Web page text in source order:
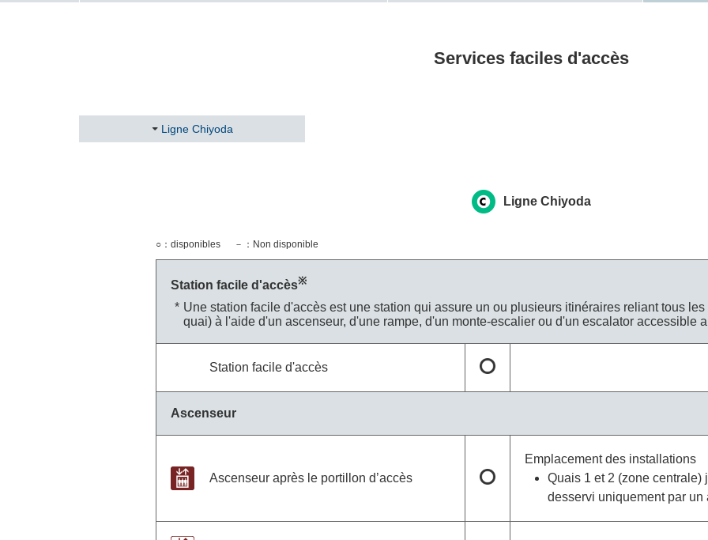
Services faciles d'accès
Ligne Chiyoda
Ligne Chiyoda
○：disponibles －：Non disponible
Station facile d'accès※
Une station facile d'accès est une station qui assure un ou plusieurs itinéraires reliant tous
quai) à l'aide d'un ascenseur, d'une rampe, d'un monte-escalier ou d'un escalator accessible
Station facile d'accès
Ascenseur
Ascenseur après le portillon d’accès
Emplacement des installations
Quais 1 et 2 (zone centrale)
desservi uniquement par un